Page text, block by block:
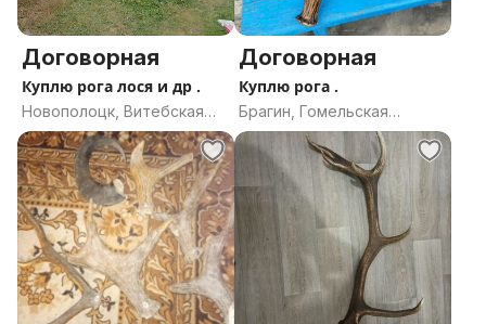
Договорная
Куплю рога лося и др .
Новополоцк, Витебская
область
Договорная
Куплю рога .
Брагин, Гомельская
область